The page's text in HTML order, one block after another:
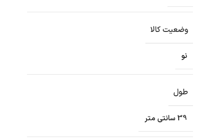
وضعیت کالا
نو
طول
39 سانتی متر